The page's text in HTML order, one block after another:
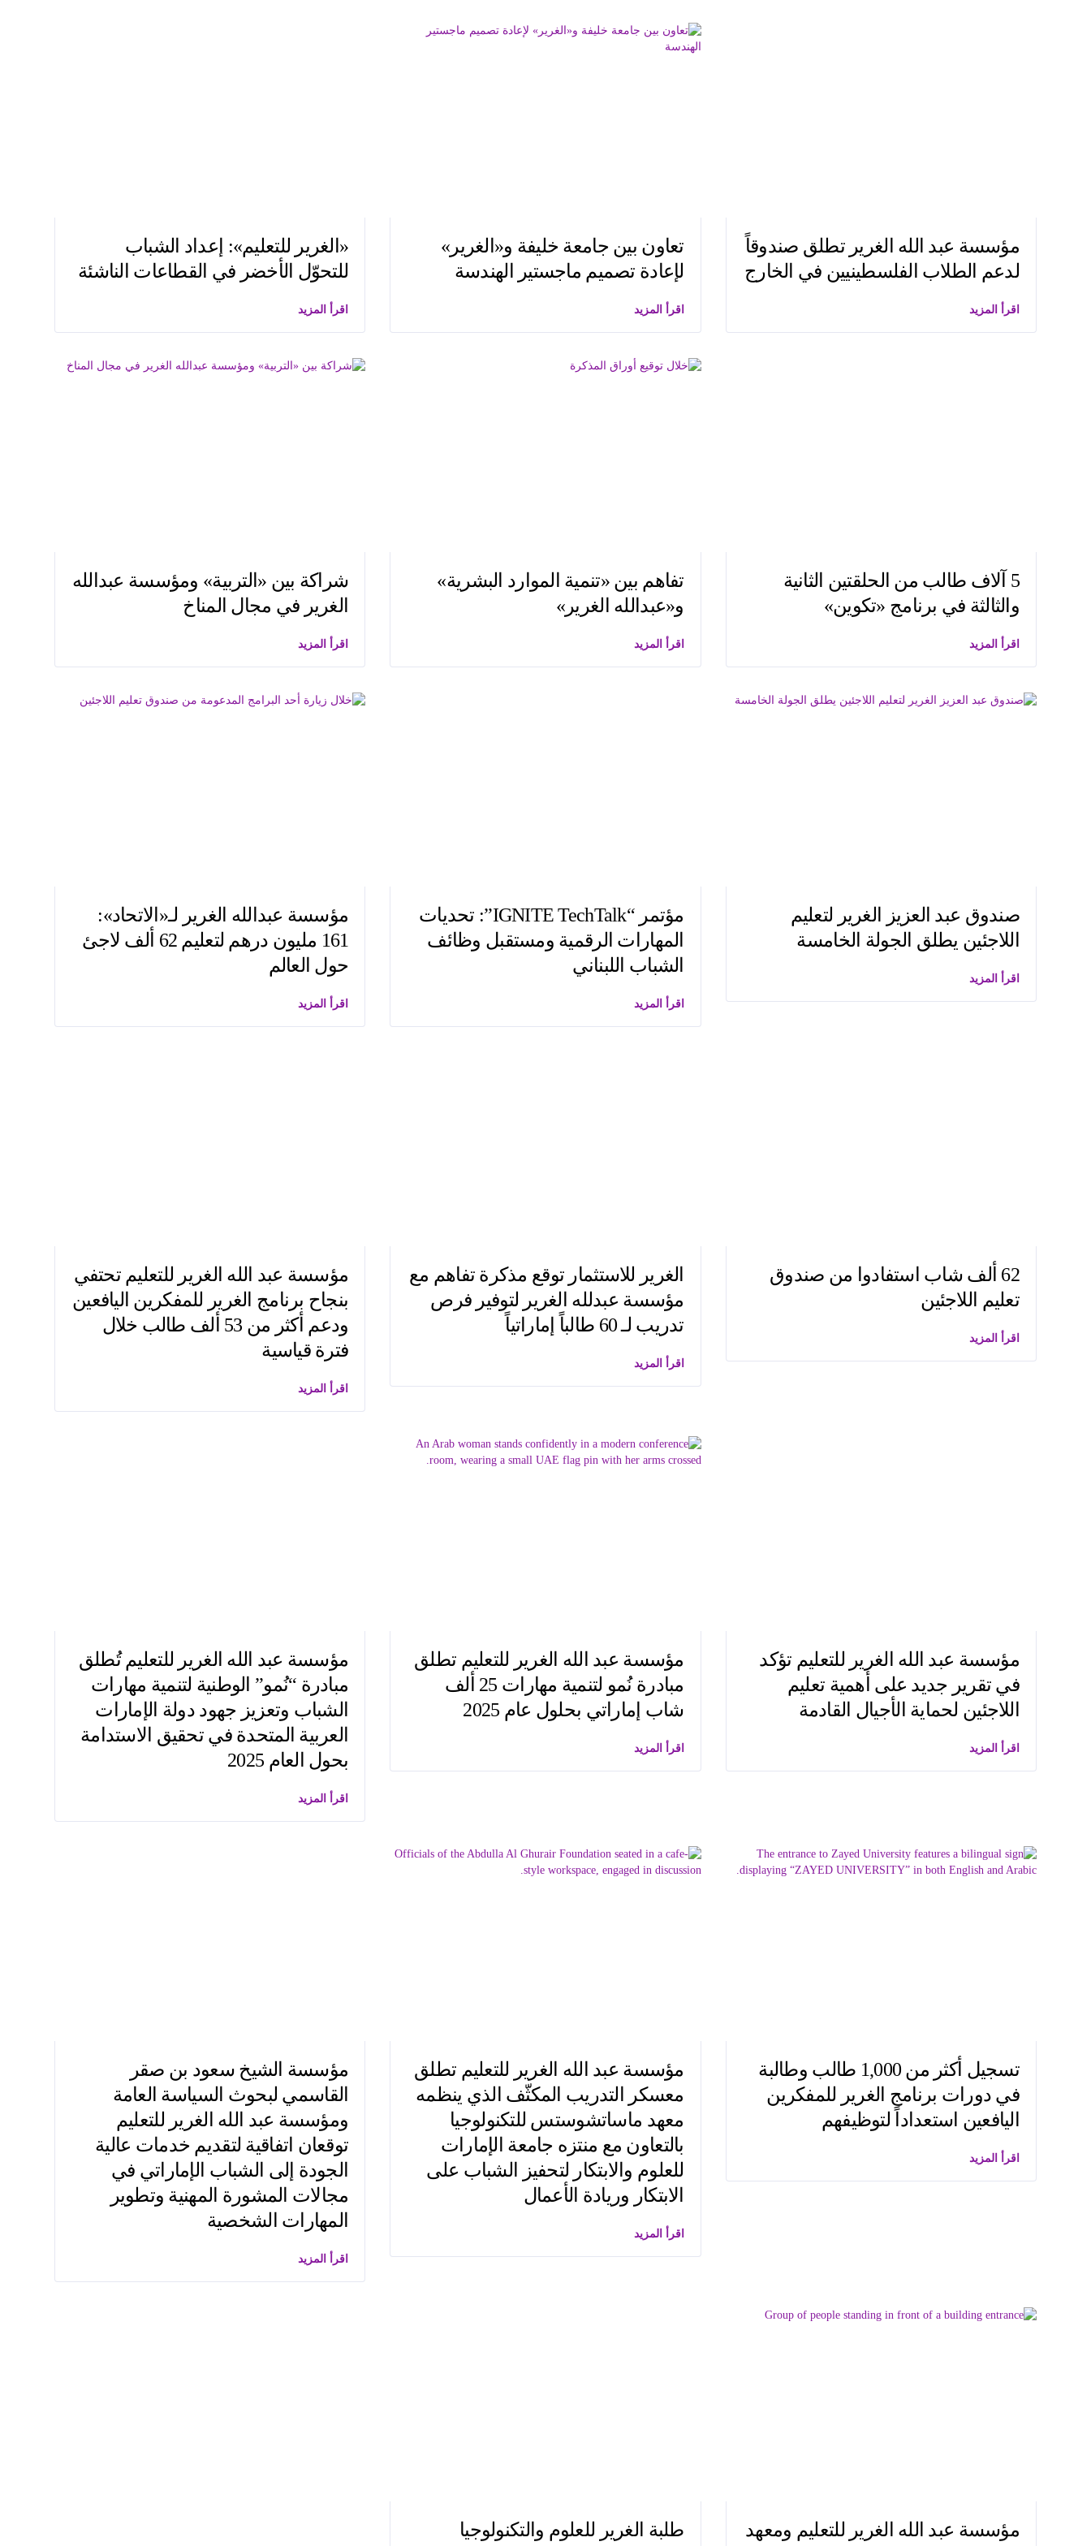
مؤسسة عبد الله الغرير تطلق صندوقاً
لدعم الطلاب الفلسطينيين في الخارج
اقرأ المزيد
تعاون بين جامعة خليفة و«الغرير»
لإعادة تصميم ماجستير الهندسة
اقرأ المزيد
«الغرير للتعليم»: إعداد الشباب
للتحوّل الأخضر في القطاعات الناشئة
اقرأ المزيد
5 آلاف طالب من الحلقتين الثانية
والثالثة في برنامج «تكوين»
اقرأ المزيد
تفاهم بين «تنمية الموارد البشرية»
و«عبدالله الغرير»
اقرأ المزيد
شراكة بين «التربية» ومؤسسة عبدالله
الغرير في مجال المناخ
اقرأ المزيد
صندوق عبد العزيز الغرير لتعليم
اللاجئين يطلق الجولة الخامسة
اقرأ المزيد
مؤتمر “IGNITE TechTalk”: تحديات
المهارات الرقمية ومستقبل وظائف
الشباب اللبناني
اقرأ المزيد
مؤسسة عبدالله الغرير لـ«الاتحاد»:
161 مليون درهم لتعليم 62 ألف لاجئ
حول العالم
اقرأ المزيد
62 ألف شاب استفادوا من صندوق
تعليم اللاجئين
اقرأ المزيد
الغرير للاستثمار توقع مذكرة تفاهم مع
مؤسسة عبدلله الغرير لتوفير فرص
تدريب لـ 60 طالباً إماراتياً
اقرأ المزيد
مؤسسة عبد الله الغرير للتعليم تحتفي
بنجاح برنامج الغرير للمفكرين اليافعين
ودعم أكثر من 53 ألف طالب خلال
فترة قياسية
اقرأ المزيد
مؤسسة عبد الله الغرير للتعليم تؤكد
في تقرير جديد على أهمية تعليم
اللاجئين لحماية الأجيال القادمة
اقرأ المزيد
مؤسسة عبد الله الغرير للتعليم تطلق
مبادرة نُمو لتنمية مهارات 25 ألف
شاب إماراتي بحلول عام 2025
اقرأ المزيد
مؤسسة عبد الله الغرير للتعليم تُطلق
مبادرة “نُمو” الوطنية لتنمية مهارات
الشباب وتعزيز جهود دولة الإمارات
العربية المتحدة في تحقيق الاستدامة
بحول العام 2025
اقرأ المزيد
تسجيل أكثر من 1,000 طالب وطالبة
في دورات برنامج الغرير للمفكرين
اليافعين استعداداً لتوظيفهم
اقرأ المزيد
مؤسسة عبد الله الغرير للتعليم تطلق
معسكر التدريب المكثّف الذي ينظمه
معهد ماساتشوستس للتكنولوجيا
بالتعاون مع منتزه جامعة الإمارات
للعلوم والابتكار لتحفيز الشباب على
الابتكار وريادة الأعمال
اقرأ المزيد
مؤسسة الشيخ سعود بن صقر
القاسمي لبحوث السياسة العامة
ومؤسسة عبد الله الغرير للتعليم
توقعان اتفاقية لتقديم خدمات عالية
الجودة إلى الشباب الإماراتي في
مجالات المشورة المهنية وتطوير
المهارات الشخصية
اقرأ المزيد
مؤسسة عبد الله الغرير للتعليم ومعهد
طلبة الغرير للعلوم والتكنولوجيا